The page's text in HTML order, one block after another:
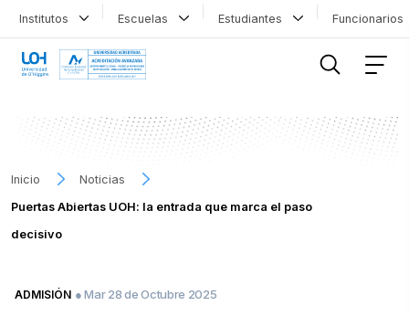
Institutos Escuelas Estudiantes
Inicio
Noticias
Puertas Abiertas UOH: la entrada que marca el paso
decisivo
ADMISIÓN ● Mar 28 de Octubre 2025